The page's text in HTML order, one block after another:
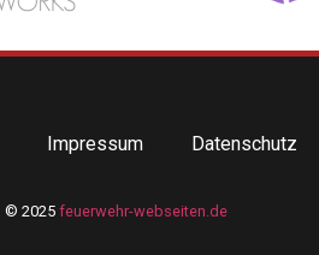
Impressum Datenschutz
© 2025 feuerwehr-webseiten.de